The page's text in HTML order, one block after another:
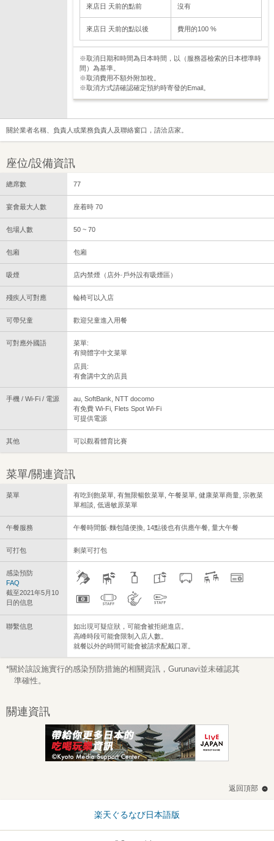
來店日 天前的點前 沒有
來店日 天前的點以後 費用的100 %
※取消日期和時間為日本時間，以（服務器檢索的日本標準時
間）為基準。
※取消費用不額外附加稅。
※取消方式請確認確定預約時寄發的Email。
關於業者名稱、負責人或業務負責人及聯絡窗口，請洽店家。
座位/設備資訊
總席數 77
宴會最大人數 座着時 70
包場人數 50 ~ 70
包廂 包廂
吸煙 店内禁煙（店外·戶外設有吸煙區）
殘疾人可對應 輪椅可以入店
可帶兒童 歡迎兒童進入用餐
可對應外國語
菜單:
有簡體字中文菜單
店員:
有會講中文的店員
手機 / Wi-Fi / 電源
au, SoftBank, NTT docomo
有免費 Wi-Fi, Flets Spot Wi-Fi
可提供電源
其他 可以觀看體育比賽
菜單/關連資訊
菜單
有吃到飽菜單, 有無限暢飲菜單, 午餐菜單, 健康菜單商量, 宗教菜
單相談, 低過敏原菜單
午餐服務 午餐時間飯·麵包隨便換, 14點後也有供應午餐, 量大午餐
可打包 剩菜可打包
感染預防
FAQ
截至2021年5月10
日的信息
聯繫信息
如出現可疑症狀，可能會被拒絕進店。
高峰時段可能會限制入店人數。
就餐以外的時間可能會被請求配戴口罩。
*關於該設施實行的感染預防措施的相關資訊，Gurunavi並未確認其
準確性。
關連資訊
返回頂部
楽天ぐるなび日本語版